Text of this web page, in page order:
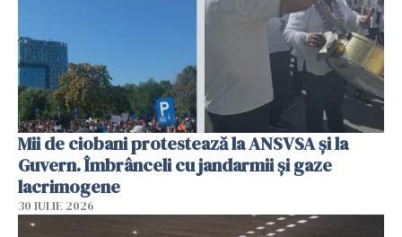
Mii de ciobani protestează la ANSVSA și la
Guvern. Îmbrânceli cu jandarmii și gaze
lacrimogene
30 IULIE 2026